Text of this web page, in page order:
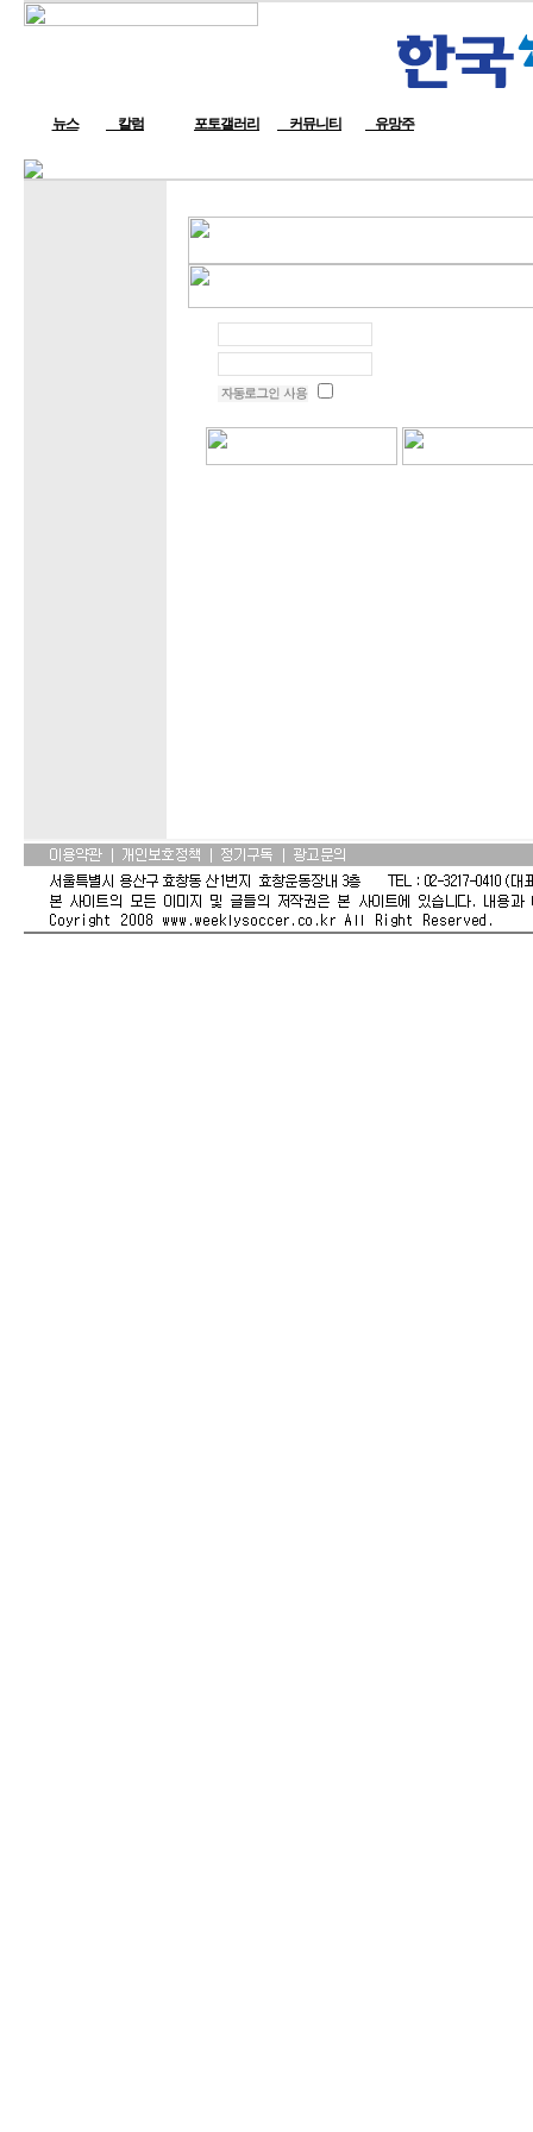
뉴스 칼럼 포토갤러리 커뮤니티 유망주